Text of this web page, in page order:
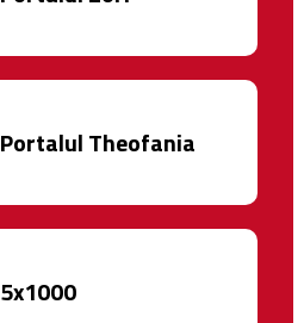
Portalul Theofania
5x1000